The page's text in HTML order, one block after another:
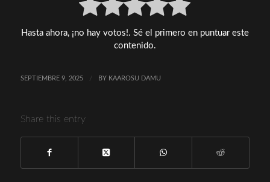
Hasta ahora, ¡no hay votos!. Sé el primero en puntuar este
contenido.
SEPTIEMBRE 9, 2025 / BY KAAROSU DAMU
Share this entry